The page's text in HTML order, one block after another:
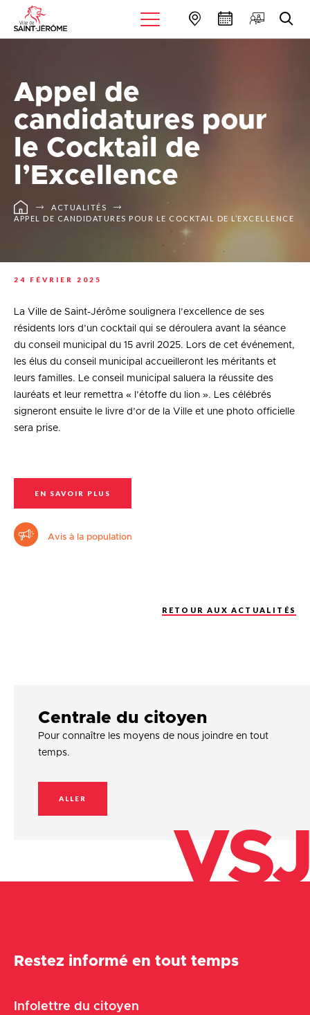
Appel de
candidatures pour
le Cocktail de
l’Excellence
ACTUALITÉS
APPEL DE CANDIDATURES POUR LE COCKTAIL DE L’EXCELLENCE
24 FÉVRIER 2025
La Ville de Saint-Jérôme soulignera l’excellence de ses
résidents lors d’un cocktail qui se déroulera avant la séance
du conseil municipal du 15 avril 2025. Lors de cet événement,
les élus du conseil municipal accueilleront les méritants et
leurs familles. Le conseil municipal saluera la réussite des
lauréats et leur remettra « l’étoffe du lion ». Les célébrés
signeront ensuite le livre d’or de la Ville et une photo officielle
sera prise.
EN SAVOIR PLUS
Avis à la population
RETOUR AUX ACTUALITÉS
Centrale du citoyen
Pour connaître les moyens de nous joindre en tout
temps.
ALLER
VSJ
Restez informé en tout temps
Infolettre du citoyen